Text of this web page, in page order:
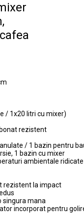
/ 1x20 litri cu mixer)
rezistent
/ 1 bazin pentru
1 bazin cu mixer
ambientale ridicate
rezistent la impact
singura mana
incorporat pentru